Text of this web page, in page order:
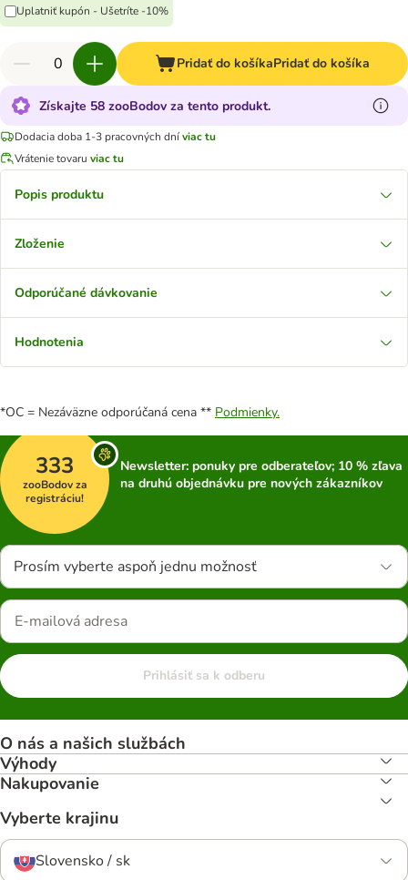
Uplatniť kupón - Ušetríte -10%
Pridať do košíkaPridať do košíka
Získajte 58 zooBodov za tento produkt.
Dodacia doba 1-3 pracovných dníviac tu
Vrátenie tovaru viac tu
Popis produktu
Zloženie
Odporúčané dávkovanie
Hodnotenia
*OC = Nezáväzne odporúčaná cena ** Podmienky.
333
zooBodov za
registráciu!
Newsletter: ponuky pre odberateľov; 10 % zľava
na druhú objednávku pre nových zákazníkov
Prosím vyberte aspoň jednu možnosť
Prihlásiť sa k odberu
O nás a našich službách
Výhody
Nakupovanie
Vyberte krajinu
Slovensko / sk